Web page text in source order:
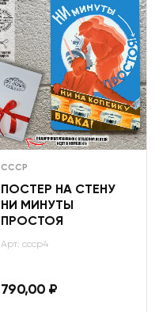
СССР
ПОСТЕР НА СТЕНУ
НИ МИНУТЫ
ПРОСТОЯ
Арт: ссср4
790,00 ₽